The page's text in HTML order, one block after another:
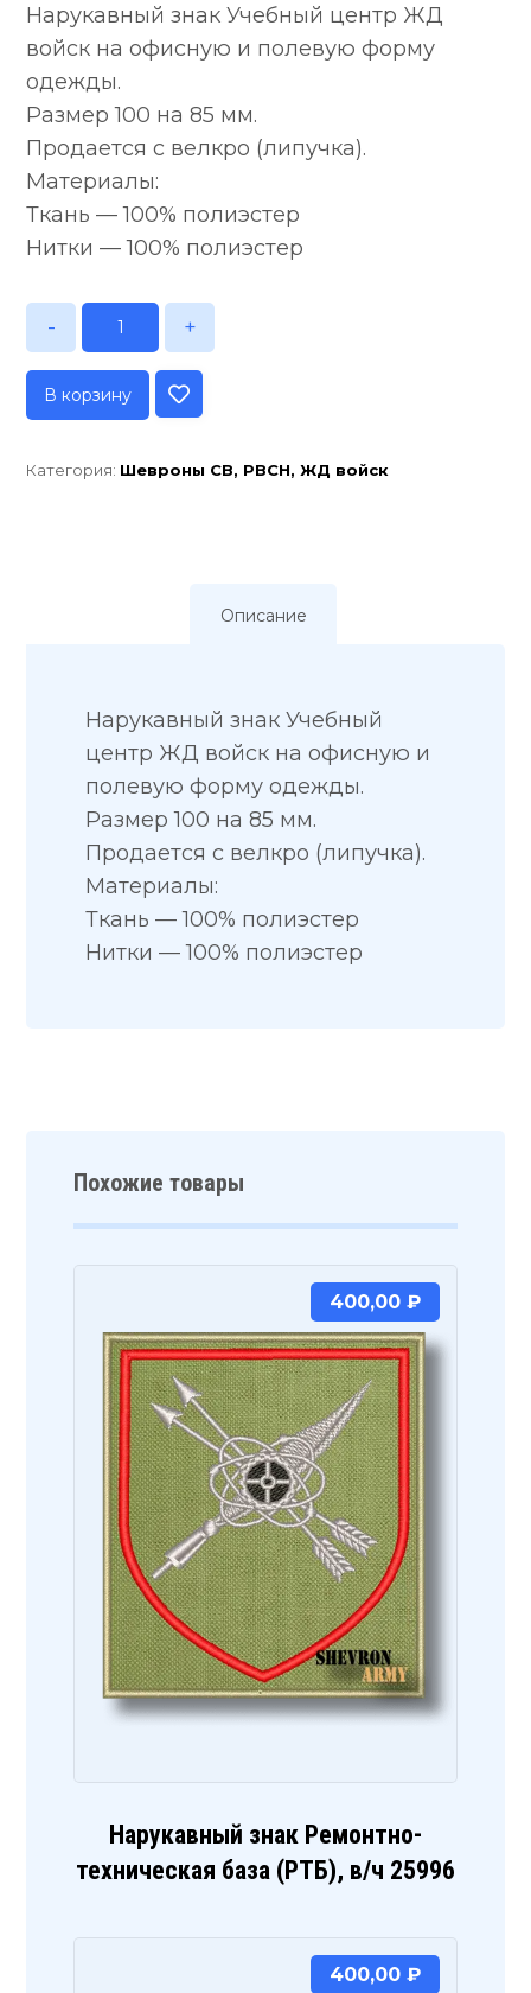
Нарукавный знак Учебный центр ЖД
войск на офисную и полевую форму
одежды.
Размер 100 на 85 мм.
Продается с велкро (липучка).
Материалы:
Ткань — 100% полиэстер
Нитки — 100% полиэстер
- +
В корзину
Категория: Шевроны СВ, РВСН, ЖД войск
Описание
Нарукавный знак Учебный
центр ЖД войск на офисную и
полевую форму одежды.
Размер 100 на 85 мм.
Продается с велкро (липучка).
Материалы:
Ткань — 100% полиэстер
Нитки — 100% полиэстер
Похожие товары
Нарукавный знак Ремонтно-
техническая база (РТБ), в/ч 25996
400,00 ₽
400,00 ₽